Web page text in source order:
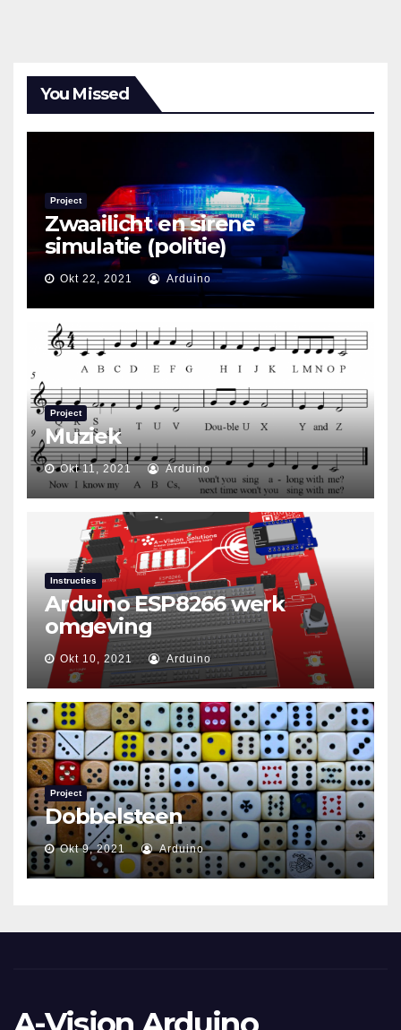
You Missed
Project
Zwaailicht en sirene
simulatie (politie)
Okt 22, 2021 Arduino
Project
Muziek
Okt 11, 2021 Arduino
Instructies
Arduino ESP8266 werk
omgeving
Okt 10, 2021 Arduino
Project
Dobbelsteen
Okt 9, 2021 Arduino